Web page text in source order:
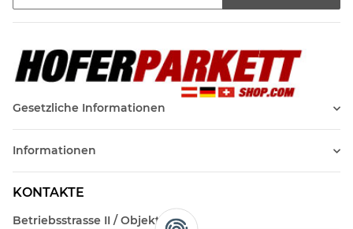
Gesetzliche Informationen
Informationen
KONTAKTE
Betriebsstrasse II / Objekt 17